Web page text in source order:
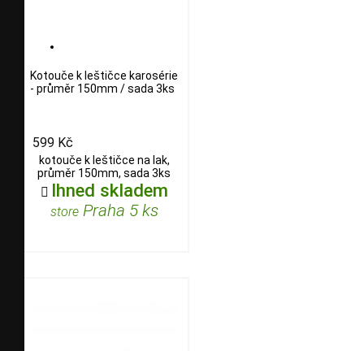
Kotouče k leštičce karosérie
- průměr 150mm / sada 3ks
599 Kč
kotouče k leštičce na lak,
průměr 150mm, sada 3ks
 Ihned skladem
storePraha 5 ks